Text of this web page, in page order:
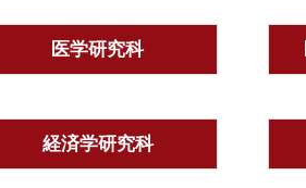
医学研究科
経済学研究科